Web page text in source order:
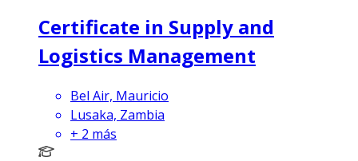
Certificate in Supply and
Logistics Management
Bel Air, Mauricio
Lusaka, Zambia
+ 2 más